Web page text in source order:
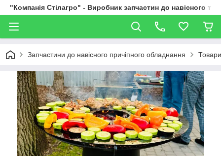
"Компанія Стілагро" - Виробник запчастин до навісного та
Запчастини до навісного причіпного обладнання